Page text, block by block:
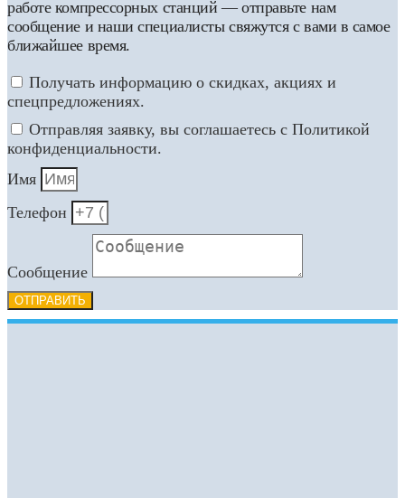
работе компрессорных станций — отправьте нам
сообщение и наши специалисты свяжутся с вами в самое
ближайшее время.
Получать информацию о скидках, акциях и
спецпредложениях.
Отправляя заявку, вы соглашаетесь с Политикой
конфиденциальности.
Имя
Телефон
Сообщение
ОТПРАВИТЬ